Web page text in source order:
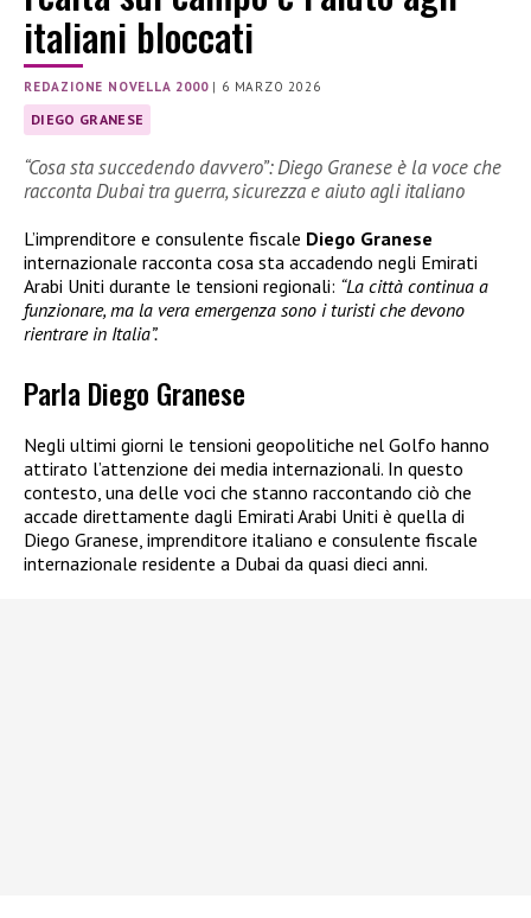
italiani bloccati
REDAZIONE NOVELLA 2000| 6 MARZO 2026
DIEGO GRANESE
“Cosa sta succedendo davvero”: Diego Granese è la voce che
racconta Dubai tra guerra, sicurezza e aiuto agli italiano
L’imprenditore e consulente fiscale Diego Granese
internazionale racconta cosa sta accadendo negli Emirati
Arabi Uniti durante le tensioni regionali: “La città continua a
funzionare, ma la vera emergenza sono i turisti che devono
rientrare in Italia”.
Parla Diego Granese
Negli ultimi giorni le tensioni geopolitiche nel Golfo hanno
attirato l’attenzione dei media internazionali. In questo
contesto, una delle voci che stanno raccontando ciò che
accade direttamente dagli Emirati Arabi Uniti è quella di
Diego Granese, imprenditore italiano e consulente fiscale
internazionale residente a Dubai da quasi dieci anni.